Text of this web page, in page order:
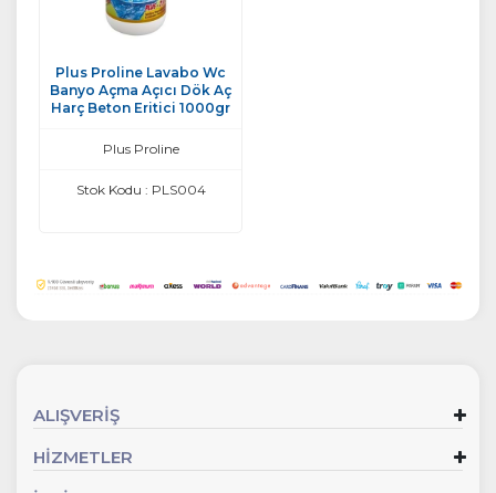
Plus Proline Lavabo Wc
Banyo Açma Açıcı Dök Aç
Harç Beton Eritici 1000gr
Plus Proline
Stok Kodu : PLS004
ALIŞVERİŞ
HİZMETLER